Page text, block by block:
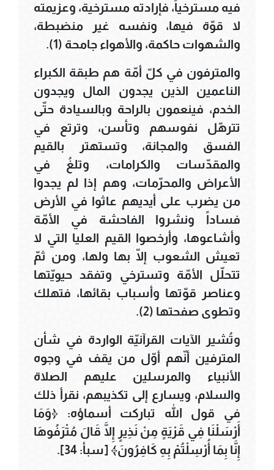
فيه مسترخياً، فإرادته مسترخية، وعزيمته
لا قوّة فيها، ونفسه غير منضبطة،
والشهوات حاكمة، والأهواء جامحة (1).
والمترفون في كلّ أمّة هم طبقة الكبراء
الناعمين الذين يجدون المال ويجدون
الخدم، فينعمون بالراحة وبالسيادة حتّى
تترهّل نفوسهم وتأسن، وترتع في
الفسق والمجانة، وتستهتر بالقيم
والمقدّسات والكرامات، وتلغُ في
الأعراض والمحرّمات، وهم إذا لم يجدوا
من يضرب على أيديهم عاثوا في الأرض
فساداً ونشروا الفاحشة في الأمّة
وأشاعوها، وأرخصوا القيم العليا التي لا
تعيش الشعوب إلّا بها ولها، ومن ثمّ
تتحلّل الأمّة وتسترخي وتفقد حيويّتها
وعناصر قوّتها وأسباب بقائها، فتهلك
وتطوى صفحتها (2).
وتُشير الآيات القرآنيّة الواردة في شأن
المترفين أنّهم أوّل من يقف في وجوه
الأنبياء والمرسلين عليهم الصلاة
والسلام، ويسارع إلى تكذيبهم، نقرأ ذلك
في قول الله تباركت أسماؤه: ﴿وَمَا
أَرْسَلْنَا فِي قَرْيَةٍ مِنْ نَذِيرٍ إِلَّا قَالَ مُتْرَفُوهَا
إِنَّا بِمَا أُرْسِلْتُمْ بِهِ كَافِرُونَ﴾ [سبأ: 34].